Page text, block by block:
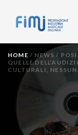
HOME / NEWS /
QUELLE
CULTURALI,